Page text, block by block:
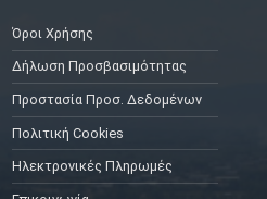
Όροι Χρήσης
Δήλωση Προσβασιμότητας
Προστασία Προσ. Δεδομένων
Πολιτική Cookies
Ηλεκτρονικές Πληρωμές